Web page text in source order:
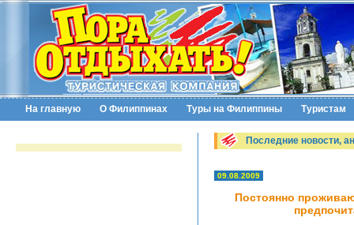
На главную О Филиппинах Туры на Филиппины Туристам
Последние новости,
09.08.2009
Постоянно